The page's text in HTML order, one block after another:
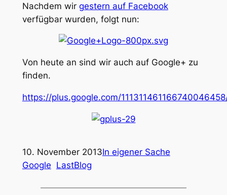
Nachdem wir gestern auf Facebook
verfügbar wurden, folgt nun:
Von heute an sind wir auch auf Google+ zu
finden.
https://plus.google.com/
10. November 2013In eigener Sache
Google LastBlog